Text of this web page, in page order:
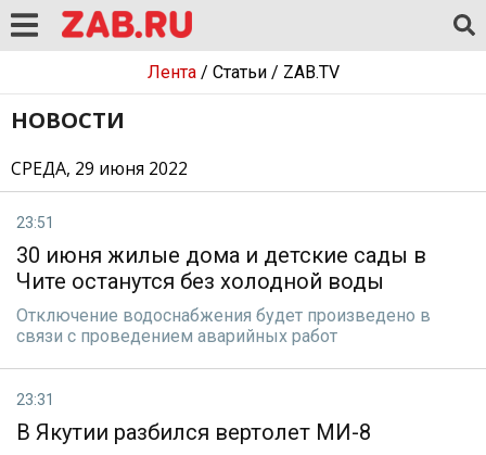
Лента/ Статьи/ ZAB.TV
НОВОСТИ
СРЕДА, 29 июня 2022
23:51
30 июня жилые дома и детские сады в
Чите останутся без холодной воды
Отключение водоснабжения будет произведено в
связи с проведением аварийных работ
23:31
В Якутии разбился вертолет МИ-8